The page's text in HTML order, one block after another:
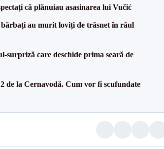
că plănuiau asasinarea lui Vučić
au murit loviți de trăsnet în râul
surpriză care deschide prima seară de
de la Cernavodă. Cum vor fi scufundate